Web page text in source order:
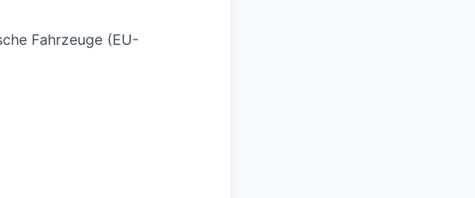
Fahrzeuge (EU-